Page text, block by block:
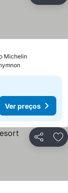
Michelin
Ver preços
Partilhar